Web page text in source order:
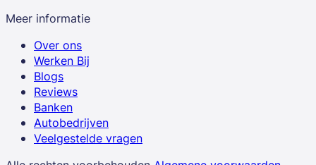
Meer informatie
Over ons
Werken Bij
Blogs
Reviews
Banken
Autobedrijven
Veelgestelde vragen